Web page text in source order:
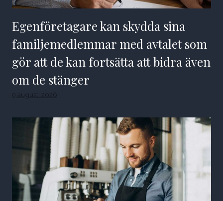
Egenföretagare kan skydda sina
familjemedlemmar med avtalet som
gör att de kan fortsätta att bidra även
om de stänger
9 augusti 2026